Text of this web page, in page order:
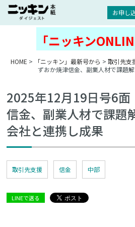
お申し
「ニッキン
HOME > 「ニッキン」最新号から > 取引先支
ずおか焼津信金、副業人材で課題
2025年12月19日号6
信金、副業人材で課題
会社と連携し成果
取引先支援 信金 中部
LINEで送る